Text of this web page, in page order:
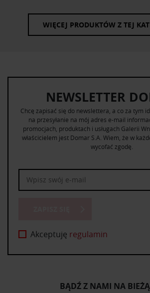
WIĘCEJ PRODUKTÓW Z TEJ
NEWSLETTER
Chcę zapisać się do newslettera, a co za tym
na przesyłanie na mój adres e-mail
promocjach, produktach i usługach Galerii
właścicielem jest Domar S.A. Wiem, że w
wycofać zgodę.
Akceptuję regulamin
BĄDŹ Z NAMI NA